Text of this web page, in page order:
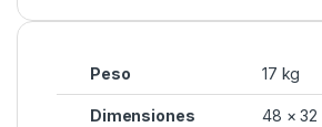
Peso 17 kg
Dimensiones 48 × 32